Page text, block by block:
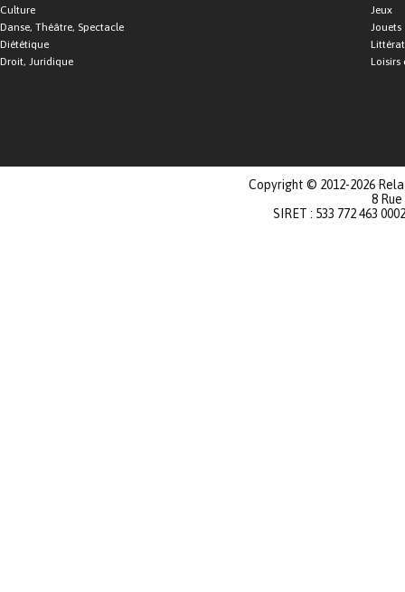
Culture
Danse, Théâtre, Spectacle
Diététique
Droit, Juridique
Jeux
Jouets
Loisirs
Copyright © 2012-2026
8
SIRET : 533 772 463